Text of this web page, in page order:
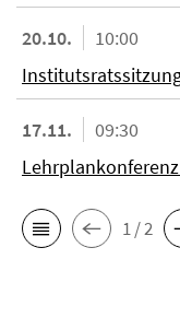
20.10.
10:00
17.11.
09:30
1 / 2